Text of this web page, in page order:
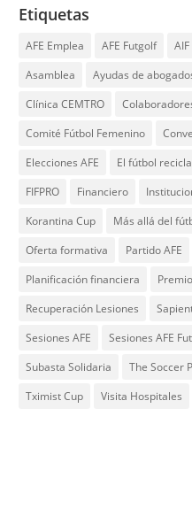
Etiquetas
AFE Emplea AFE Futgolf AIF
Asamblea
Ayudas de
Clínica CEMTRO
Comité Fútbol Femenino
Elecciones AFE
El fútbol recicla
FIFPRO
Financiero
Korantina Cup
Más allá del
Oferta formativa
Partido AFE
Planificación financiera
Recuperación Lesiones
Sesiones AFE
Sesiones AFE
Subasta Solidaria
The Soccer
Tximist Cup
Visita Hospitales